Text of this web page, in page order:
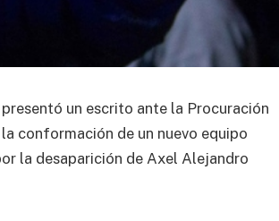
un escrito ante la Procuración
conformación de un nuevo equipo
la desaparición de Axel Alejandro